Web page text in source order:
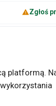
Zgłoś
platformą.